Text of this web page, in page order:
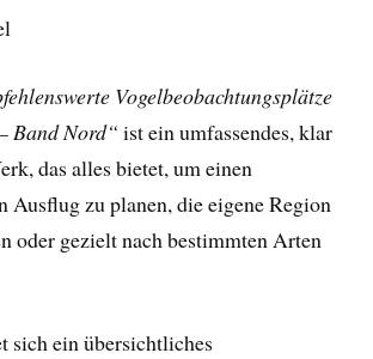
Vogelbeobachtungsplätze
Band Nord“ ist ein umfassendes, klar
das alles bietet, um einen
Ausflug zu planen, die eigene Region
oder gezielt nach bestimmten Arten
sich ein übersichtliches